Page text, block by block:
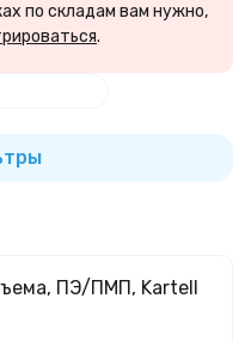
по складам вам нужно,
.
ПЭ/ПМП, Kartell